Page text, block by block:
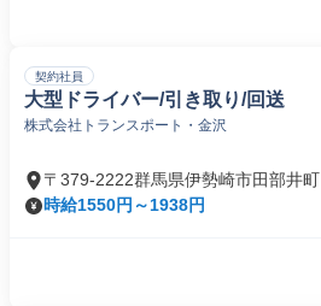
契約社員
大型ドライバー/引き取り/回送
株式会社トランスポート・金沢
〒379-2222群馬県伊勢崎市田部井町
時給1550円～1938円